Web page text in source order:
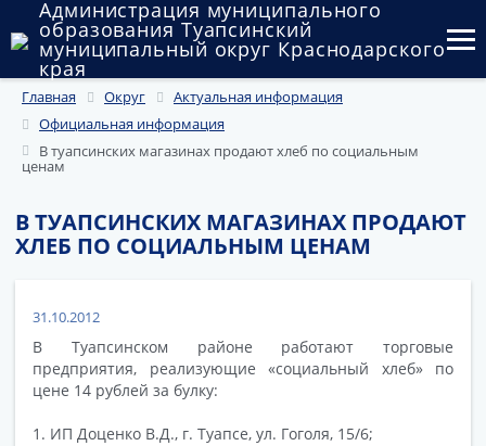
Администрация муниципального
образования Туапсинский
муниципальный округ Краснодарского
края
Округ
Администрация
Государственный и муниципальный контроль
Публичные слушания и общественные обсуждения
Документы
Главная Округ
Актуальная информация
Официальная информация
В туапсинских магазинах продают хлеб по социальным
ценам
В ТУАПСИНСКИХ МАГАЗИНАХ ПРОДАЮТ
ХЛЕБ ПО СОЦИАЛЬНЫМ ЦЕНАМ
31.10.2012
В Туапсинском районе работают торговые
предприятия, реализующие «социальный хлеб» по
цене 14 рублей за булку:
1. ИП Доценко В.Д., г. Туапсе, ул. Гоголя, 15/6;